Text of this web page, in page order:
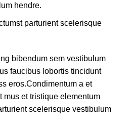
hendre.
parturient scelerisque
bibendum sem vestibulum
faucibus lobortis tincidunt
eros.Condimentum a et
mus et tristique elementum
scelerisque vestibulum